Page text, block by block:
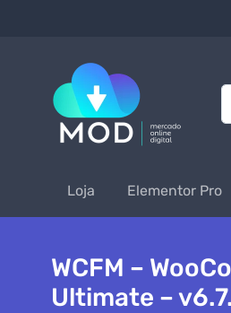
Loja Elementor Pro
WCFM –
Ultimate –